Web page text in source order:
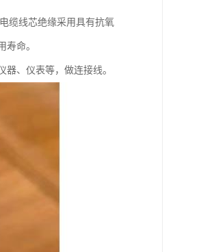
缆线芯绝缘采用具有抗氧
命。
、仪表等，做连接线。